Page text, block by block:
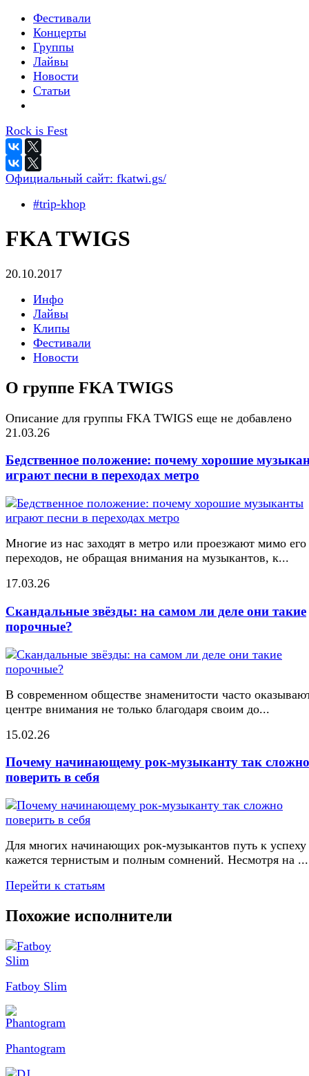
Фестивали
Концерты
Группы
Лайвы
Новости
Статьи
Rock is Fest
Официальный сайт: fkatwi.gs/
#trip-khop
FKA TWIGS
20.10.2017
Инфо
Лайвы
Клипы
Фестивали
Новости
О группе FKA TWIGS
Описание для группы FKA TWIGS еще не добавлено
21.03.26
Бедственное положение: почему хорошие
играют песни в переходах метро
Многие из нас заходят в метро или проезжают мимо его
переходов, не обращая внимания на музыкантов, к...
17.03.26
Скандальные звёзды: на самом ли деле они такие
порочные?
В современном обществе знаменитости часто
центре внимания не только благодаря своим до...
15.02.26
Почему начинающему рок-музыканту так сложно
поверить в себя
Для многих начинающих рок-музыкантов путь к успеху
кажется тернистым и полным сомнений. Несмотря на ...
Перейти к статьям
Похожие исполнители
Fatboy Slim
Phantogram